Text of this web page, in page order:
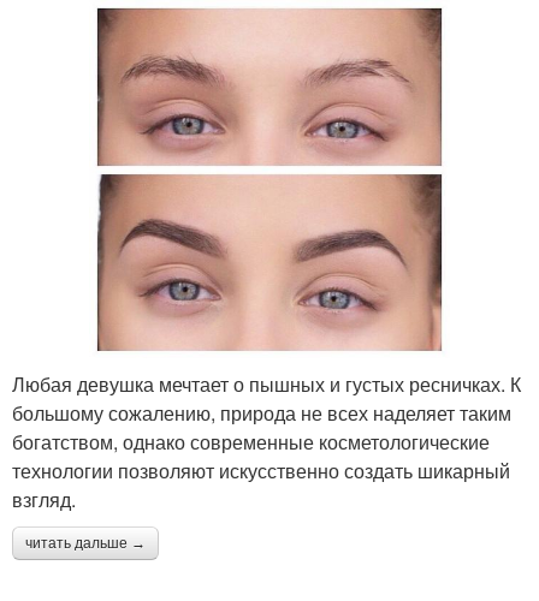
Любая девушка мечтает о пышных и густых ресничках. К
большому сожалению, природа не всех наделяет таким
богатством, однако современные косметологические
технологии позволяют искусственно создать шикарный
взгляд.
читать дальше →